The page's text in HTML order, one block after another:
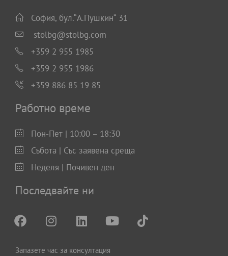
София, бул.“А.Пушкин“ 31
stolbg@stolbg.com
+359 2 955 1985
+359 2 955 1986
+359 886 85 19 85
Работно време
Пон-Пет | 10:00 – 18:30
Събота | Със заявена среща
Неделя | Почивен ден
Последвайте ни
Запазете час за консултация